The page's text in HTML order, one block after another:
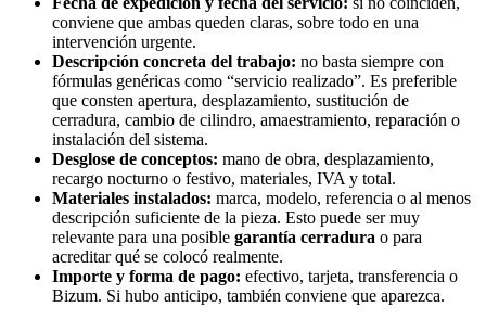
conviene que ambas queden claras, sobre todo en una
intervención urgente.
Descripción concreta del trabajo: no basta siempre con
fórmulas genéricas como “servicio realizado”. Es preferible
que consten apertura, desplazamiento, sustitución de
cerradura, cambio de cilindro, amaestramiento, reparación o
instalación del sistema.
Desglose de conceptos: mano de obra, desplazamiento,
recargo nocturno o festivo, materiales, IVA y total.
Materiales instalados: marca, modelo, referencia o al menos
descripción suficiente de la pieza. Esto puede ser muy
relevante para una posible garantía cerradura o para
acreditar qué se colocó realmente.
Importe y forma de pago: efectivo, tarjeta, transferencia o
Bizum. Si hubo anticipo, también conviene que aparezca.